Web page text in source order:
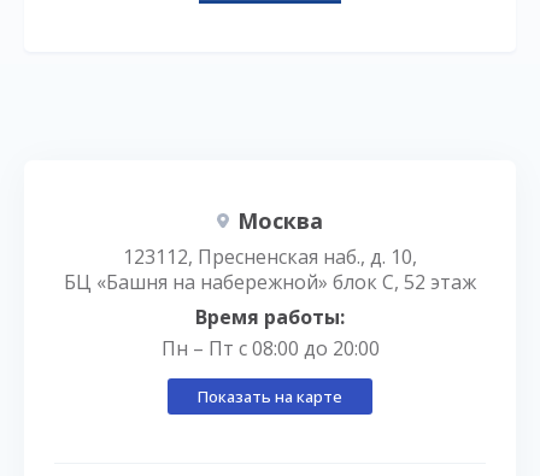
Москва
123112, Пресненская наб., д. 10,
БЦ «Башня на набережной» блок С, 52 этаж
Время работы:
Пн – Пт с 08:00 до 20:00
Показать на карте